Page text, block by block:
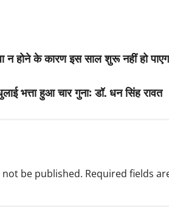
न होने के कारण इस साल शुरू नहीं हो
भत्ता हुआ चार गुना: डॉ. धन सिंह रावत
be published. Required fields